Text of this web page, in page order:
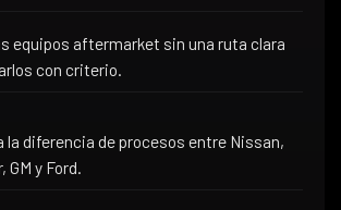
equipos aftermarket sin una ruta clara
con criterio.
la diferencia de procesos entre Nissan,
GM y Ford.